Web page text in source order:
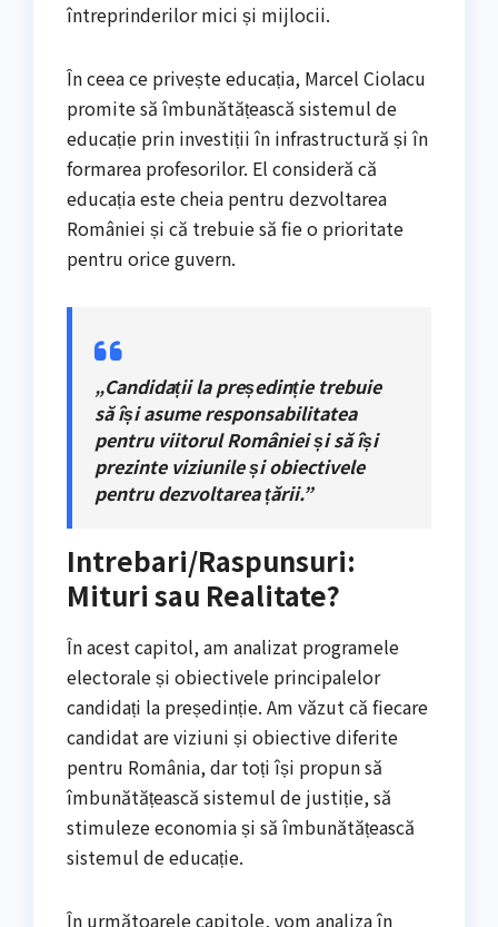
întreprinderilor mici și mijlocii.
În ceea ce privește educația, Marcel Ciolacu
promite să îmbunătățească sistemul de
educație prin investiții în infrastructură și în
formarea profesorilor. El consideră că
educația este cheia pentru dezvoltarea
României și că trebuie să fie o prioritate
pentru orice guvern.
„Candidații la președinție trebuie
să își asume responsabilitatea
pentru viitorul României și să își
prezinte viziunile și obiectivele
pentru dezvoltarea țării.”
Intrebari/Raspunsuri:
Mituri sau Realitate?
În acest capitol, am analizat programele
electorale și obiectivele principalelor
candidați la președinție. Am văzut că fiecare
candidat are viziuni și obiective diferite
pentru România, dar toți își propun să
îmbunătățească sistemul de justiție, să
stimuleze economia și să îmbunătățească
sistemul de educație.
În următoarele capitole, vom analiza în